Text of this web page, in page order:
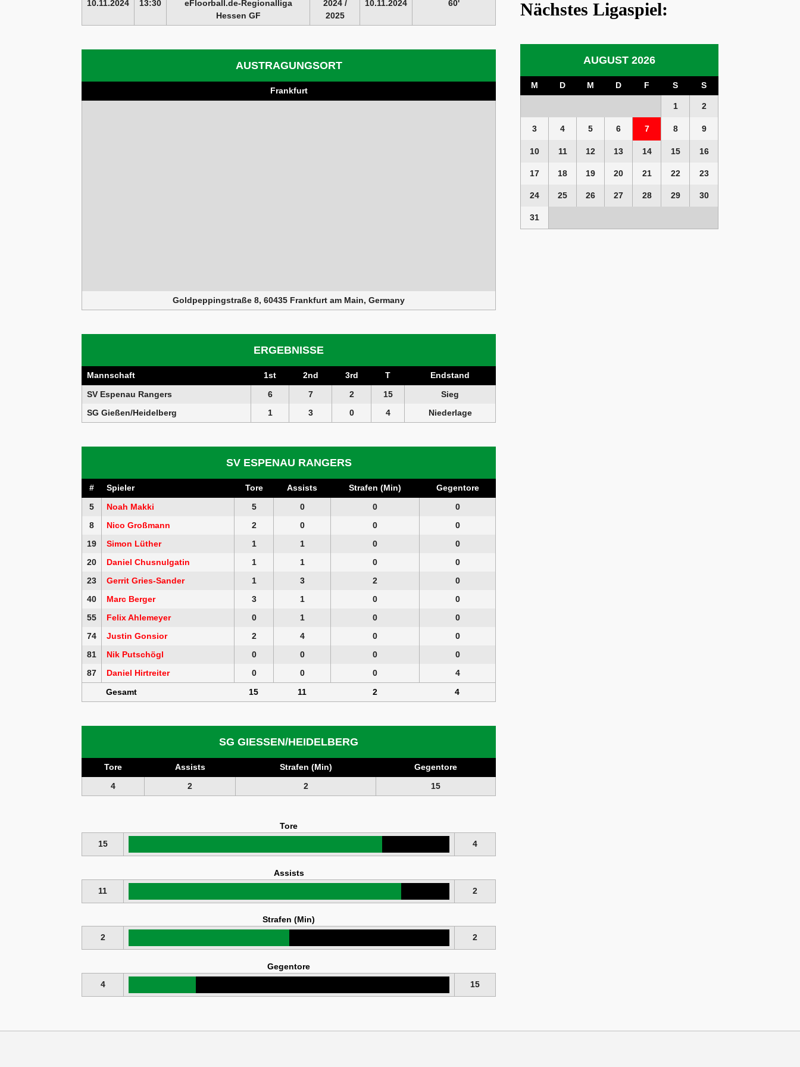
10.11.2024
13:30
eFloorball.de-Regionalliga
Hessen GF
2024 /
2025
10.11.2024 60'
AUSTRAGUNGSORT
Frankfurt
Goldpeppingstraße 8, 60435 Frankfurt am Main, Germany
ERGEBNISSE
Mannschaft 1st 2nd 3rd T
Endstand
SV Espenau Rangers
6 7 2 15
Sieg
SG Gießen/Heidelberg
1 3 0 4 Niederlage
SV ESPENAU RANGERS
# Spieler Tore Assists Strafen (Min)
Gegentore
5
Noah Makki 5 0 0
0
8
Nico Großmann 2 0 0
0
19
Simon Lüther 1 1 0
0
20
Daniel Chusnulgatin 1 1 0
0
23
Gerrit Gries-Sander 1 3 2
0
40
Marc Berger 3 1 0
0
55
Felix Ahlemeyer 0 1 0
0
74
Justin Gonsior 2 4 0
0
81
Nik Putschögl 0 0 0
0
87
Daniel Hirtreiter 0 0 0
4
Gesamt
15 11 2 4
SG GIESSEN/HEIDELBERG
Tore Assists Strafen (Min)
Gegentore
4
2 2 15
Tore
15
4
Assists
11
2
Strafen (Min)
2
2
Gegentore
4
15
Nächstes Ligaspiel:
AUGUST 2026
M D M D F S S
1 2
3 4 5 6 7 8 9
10 11 12 13 14 15 16
17 18 19 20 21 22 23
24 25 26 27 28 29 30
31